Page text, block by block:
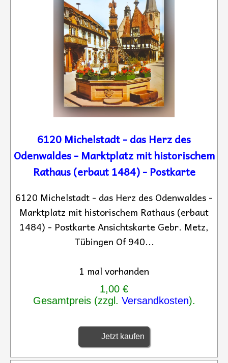
6120 Michelstadt - das Herz des
Odenwaldes - Marktplatz mit historischem
Rathaus (erbaut 1484) - Postkarte
6120 Michelstadt - das Herz des Odenwaldes -
Marktplatz mit historischem Rathaus (erbaut
1484) - Postkarte Ansichtskarte Gebr. Metz,
Tübingen Of 940...
1 mal vorhanden
1,00 €
Gesamtpreis (zzgl. Versandkosten).
Jetzt kaufen